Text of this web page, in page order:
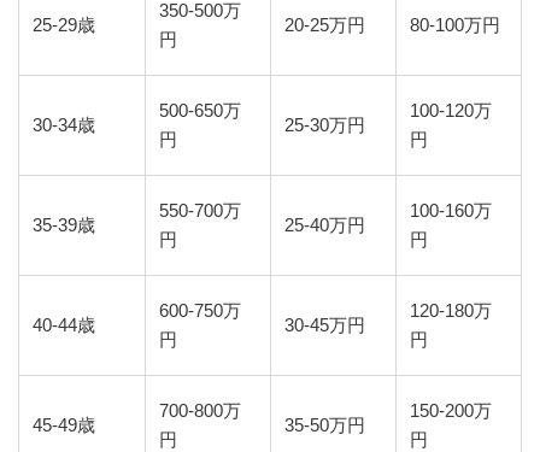
25-29歳
350-500万
円
20-25万円 80-100万円
30-34歳
500-650万
円
25-30万円
100-120万
円
35-39歳
550-700万
円
25-40万円
100-160万
円
40-44歳
600-750万
円
30-45万円
120-180万
円
45-49歳
700-800万
円
35-50万円
150-200万
円